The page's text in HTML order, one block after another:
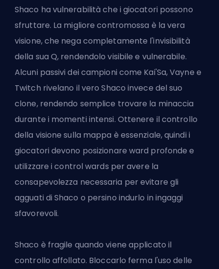
Shaco ha vulnerabilità che i giocatori possono
sfruttare. La migliore contromossa è la vera
visione, che nega completamente l'invisibilità
della sua Q, rendendolo visibile e vulnerabile.
Alcuni passivi dei campioni come Kai'Sa, Vayne e
Twitch rivelano il vero Shaco invece del suo
clone, rendendo semplice trovare la minaccia
durante i momenti intensi. Ottenere il controllo
della visione sulla mappa è essenziale, quindi i
giocatori devono posizionare ward profonde e
utilizzare i control wards per avere la
consapevolezza necessaria per evitare gli
agguati di Shaco o persino indurlo in ingaggi
sfavorevoli.
Shaco è fragile quando viene applicato il
controllo affollato. Bloccarlo ferma l'uso delle